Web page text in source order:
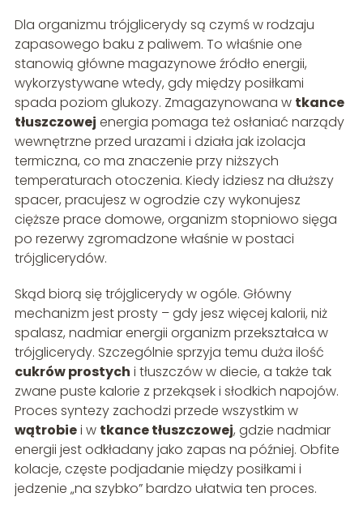
Dla organizmu trójglicerydy są czymś w rodzaju
zapasowego baku z paliwem. To właśnie one
stanowią główne magazynowe źródło energii,
wykorzystywane wtedy, gdy między posiłkami
spada poziom glukozy. Zmagazynowana w tkance
tłuszczowej energia pomaga też osłaniać narządy
wewnętrzne przed urazami i działa jak izolacja
termiczna, co ma znaczenie przy niższych
temperaturach otoczenia. Kiedy idziesz na dłuższy
spacer, pracujesz w ogrodzie czy wykonujesz
cięższe prace domowe, organizm stopniowo sięga
po rezerwy zgromadzone właśnie w postaci
trójglicerydów.
Skąd biorą się trójglicerydy w ogóle. Główny
mechanizm jest prosty – gdy jesz więcej kalorii, niż
spalasz, nadmiar energii organizm przekształca w
trójglicerydy. Szczególnie sprzyja temu duża ilość
cukrów prostych i tłuszczów w diecie, a także tak
zwane puste kalorie z przekąsek i słodkich napojów.
Proces syntezy zachodzi przede wszystkim w
wątrobiei w tkance tłuszczowej, gdzie nadmiar
energii jest odkładany jako zapas na później. Obfite
kolacje, częste podjadanie między posiłkami i
jedzenie „na szybko” bardzo ułatwia ten proces.